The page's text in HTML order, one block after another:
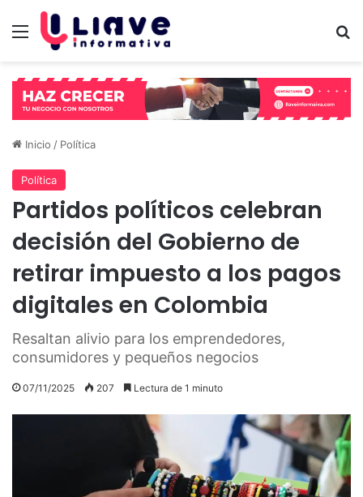
Menú
Inicio / Política
Política
Partidos políticos celebran
decisión del Gobierno de
retirar impuesto a los pagos
digitales en Colombia
Resaltan alivio para los emprendedores,
consumidores y pequeños negocios
07/11/2025 207 Lectura de 1 minuto